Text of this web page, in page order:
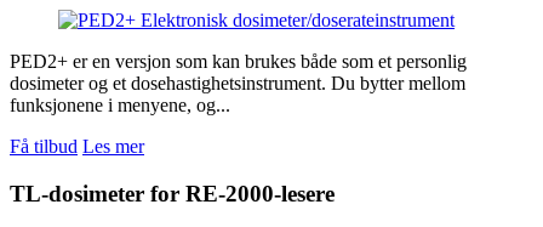
PED2+ er en versjon som kan brukes både som et personlig
dosimeter og et dosehastighetsinstrument. Du bytter mellom
funksjonene i menyene, og...
Få tilbud Les mer
TL-dosimeter for RE-2000-lesere